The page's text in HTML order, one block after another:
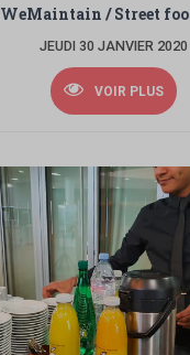
WeMaintain / Street
JEUDI 30 JANVIER 2020
VOIR PLUS